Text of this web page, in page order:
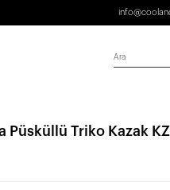
Ara
Püsküllü Triko Kazak